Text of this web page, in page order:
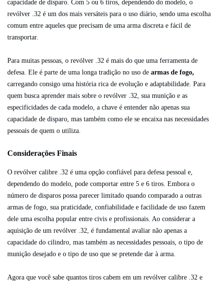
capacidade de disparo. Com 5 ou 6 tiros, dependendo do modelo, o
revólver .32 é um dos mais versáteis para o uso diário, sendo uma escolha
comum entre aqueles que precisam de uma arma discreta e fácil de
transportar.
Para muitas pessoas, o revólver .32 é mais do que uma ferramenta de
defesa. Ele é parte de uma longa tradição no uso de armas de fogo,
carregando consigo uma história rica de evolução e adaptabilidade. Para
quem busca aprender mais sobre o revólver .32, sua munição e as
especificidades de cada modelo, a chave é entender não apenas sua
capacidade de disparo, mas também como ele se encaixa nas necessidades
pessoais de quem o utiliza.
Considerações Finais
O revólver calibre .32 é uma opção confiável para defesa pessoal e,
dependendo do modelo, pode comportar entre 5 e 6 tiros. Embora o
número de disparos possa parecer limitado quando comparado a outras
armas de fogo, sua praticidade, confiabilidade e facilidade de uso fazem
dele uma escolha popular entre civis e profissionais. Ao considerar a
aquisição de um revólver .32, é fundamental avaliar não apenas a
capacidade do cilindro, mas também as necessidades pessoais, o tipo de
munição desejado e o tipo de uso que se pretende dar à arma.
Agora que você sabe quantos tiros cabem em um revólver calibre .32 e